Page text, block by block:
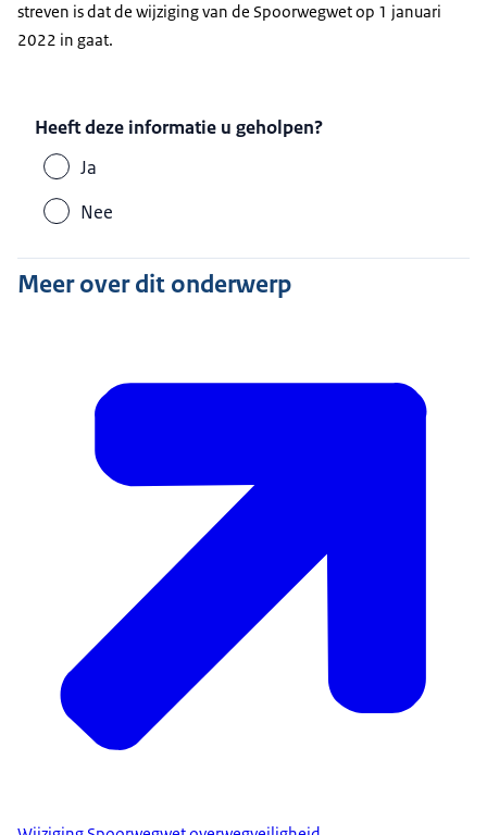
streven is dat de wijziging van de Spoorwegwet op 1 januari
2022 in gaat.
Heeft deze informatie u geholpen?
Ja
Nee
Meer over dit onderwerp